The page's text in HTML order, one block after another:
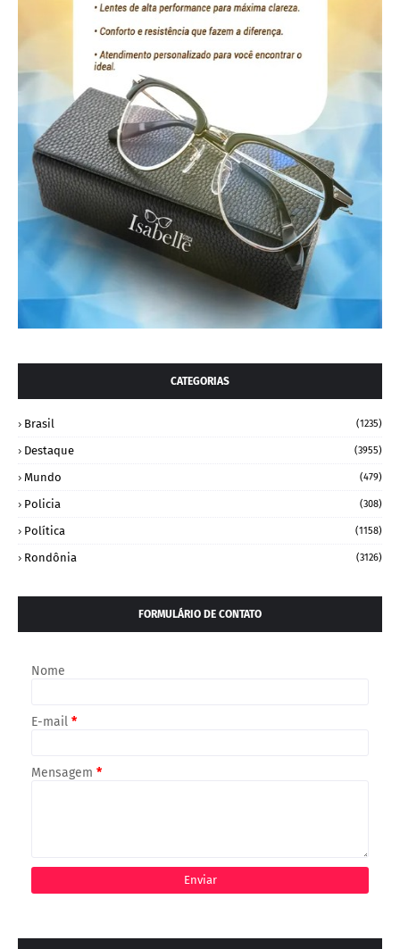
CATEGORIAS
Brasil (1235)
Destaque (3955)
Mundo (479)
Policia (308)
Política (1158)
Rondônia (3126)
FORMULÁRIO DE CONTATO
Nome
E-mail *
Mensagem *